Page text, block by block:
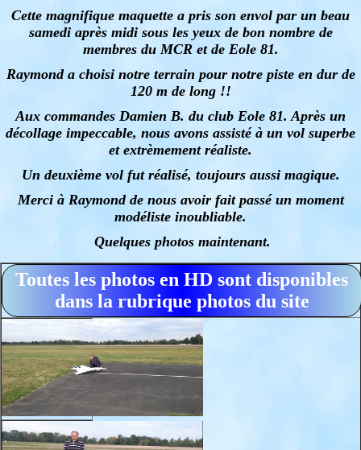
Cette magnifique maquette a pris son envol par un beau
samedi après midi sous les yeux de bon nombre de
membres du MCR et de Eole 81.
Raymond a choisi notre terrain pour notre piste en dur de
120 m de long !!
Aux commandes Damien B. du club Eole 81. Après un
décollage impeccable, nous avons assisté à un vol superbe
et extrèmement réaliste.
Un deuxième vol fut réalisé, toujours aussi magique.
Merci à Raymond de nous avoir fait passé un moment
modéliste inoubliable.
Quelques photos maintenant.
Toutes les photos en HD sont disponibles
dans la rubrique photos du site